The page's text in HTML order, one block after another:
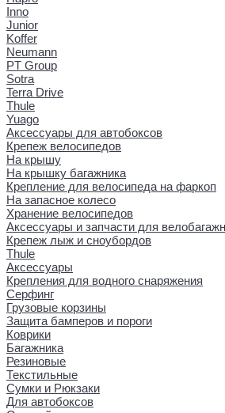
Inno
Junior
Koffer
Neumann
PT Group
Sotra
Terra Drive
Thule
Yuago
Аксессуары для автобоксов
Крепеж велосипедов
На крышу
На крышку багажника
Крепление для велосипеда на фаркоп
На запасное колесо
Хранение велосипедов
Аксессуары и запчасти для
Крепеж лыж и сноубордов
Thule
Аксессуары
Крепления для водного снаряжения
Серфинг
Грузовые корзины
Защита бамперов и пороги
Коврики
Багажника
Резиновые
Текстильные
Сумки и Рюкзаки
Для автобоксов